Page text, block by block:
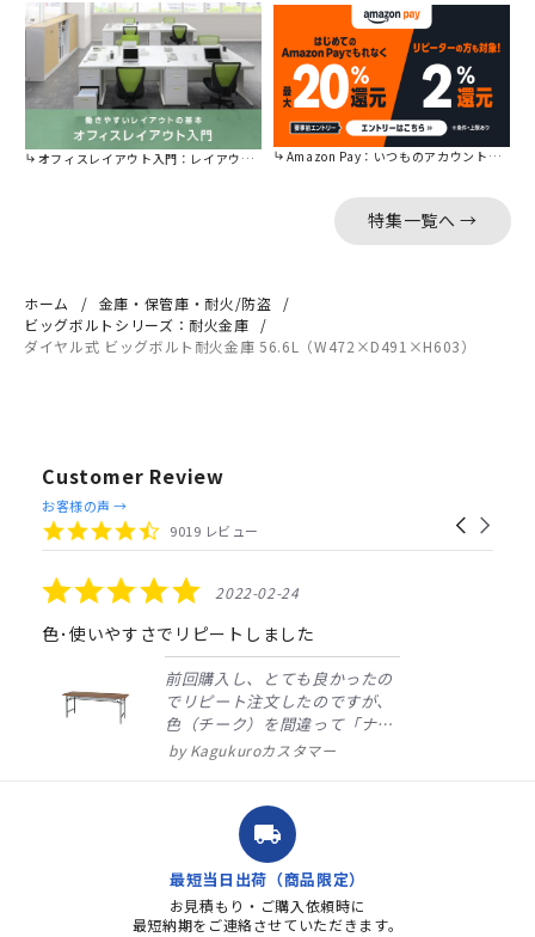
オフィスレイアウト入門：レイアウトの基本をご紹介。 Amazon Pay：いつものアカウントで簡単に決済可能。
特集一覧へ →
ホーム
金庫・保管庫・耐火/防盗
ビッグボルトシリーズ：耐火金庫
ダイヤル式 ビッグボルト耐火金庫 56.6L（W472×D491×H603）
Customer Review
Reviews
carousel
Carousel
4.4
star
9019 レビュー
お客様の声 →
5.0
star
rating
2022-02-24
色･使いやすさでリピートしました
前回購入し、とても良かったの
でリピート注文したのですが、
色（チーク）を間違って「ナチ
ュラル」としてしまいました。
ました。商品到着も早く、品
質・使いやすさで満足していま
す。また、リピートするときは
よろしくお...
Kagukuroカスタマー
local_shipping
最短当日出荷（商品限定）
お見積もり・ご購入依頼時に
最短納期をご連絡させていただきます。